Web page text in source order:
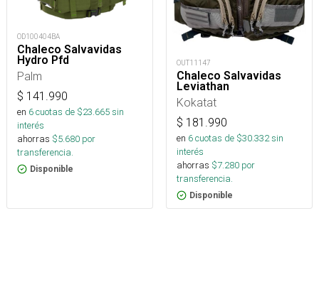
OD100404BA
Chaleco Salvavidas
Hydro Pfd
Palm
$ 141.990
en 6cuotas de $23.665sin
interés
ahorras $5.680 por
transferencia.
Disponible
OUT11147
Chaleco Salvavidas
Leviathan
Kokatat
$ 181.990
en 6cuotas de $30.332sin
interés
ahorras $7.280 por
transferencia.
Disponible